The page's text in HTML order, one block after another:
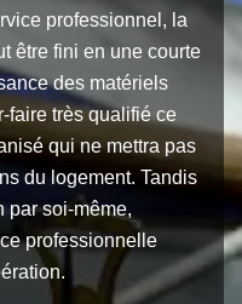
professionnel, la
être fini en une courte
des matériels
faire très qualifié ce
qui ne mettra pas
du logement. Tandis
par soi-même,
professionnelle